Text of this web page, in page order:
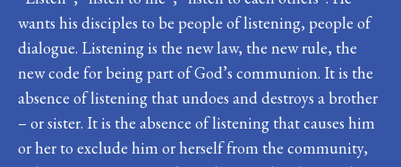
wants his disciples to be people of listening, people of
dialogue. Listening is the new law, the new rule, the
new code for being part of God’s communion. It is the
absence of listening that undoes and destroys a brother
– or sister. It is the absence of listening that causes him
or her to exclude him or herself from the community,